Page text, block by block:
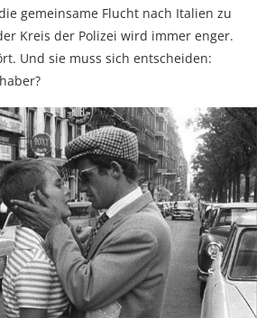
gemeinsame Flucht nach Italien zu
Kreis der Polizei wird immer enger.
Und sie muss sich entscheiden: